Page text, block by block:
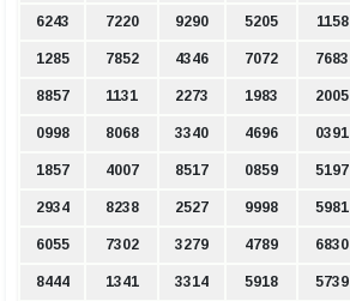
6243 7220 9290 5205 1158
1285 7852 4346 7072 7683
8857 1131 2273 1983 2005
0998 8068 3340 4696 0391
1857 4007 8517 0859 5197
2934 8238 2527 9998 5981
6055 7302 3279 4789 6830
8444 1341 3314 5918 5739